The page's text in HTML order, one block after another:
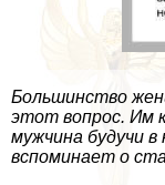
Большинство
этот вопрос. Им
мужчина будучи
вспоминает о